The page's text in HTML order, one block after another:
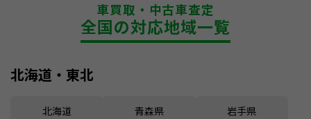
車買取・中古車査定
全国の対応地域一覧
北海道・東北
北海道 青森県 岩手県